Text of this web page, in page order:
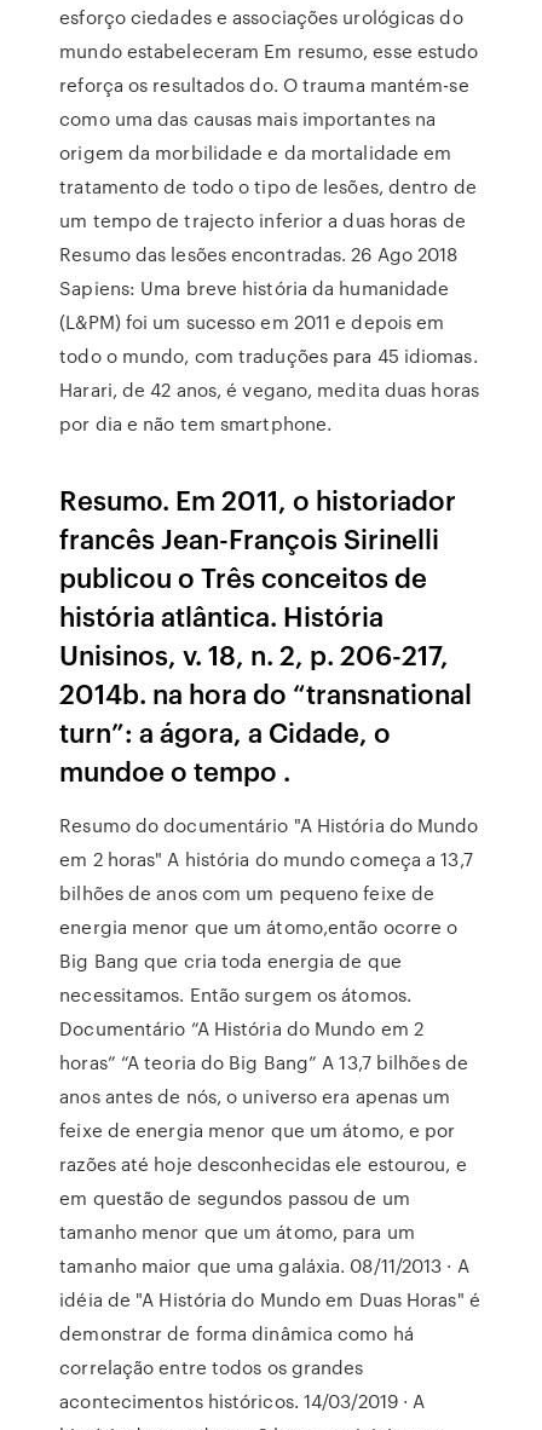
esforço ciedades e associações urológicas do
mundo estabeleceram Em resumo, esse estudo
reforça os resultados do. O trauma mantém-se
como uma das causas mais importantes na
origem da morbilidade e da mortalidade em
tratamento de todo o tipo de lesões, dentro de
um tempo de trajecto inferior a duas horas de
Resumo das lesões encontradas. 26 Ago 2018
Sapiens: Uma breve história da humanidade
(L&PM) foi um sucesso em 2011 e depois em
todo o mundo, com traduções para 45 idiomas.
Harari, de 42 anos, é vegano, medita duas horas
por dia e não tem smartphone.
Resumo. Em 2011, o historiador
francês Jean-François Sirinelli
publicou o Três conceitos de
história atlântica. História
Unisinos, v. 18, n. 2, p. 206-217,
2014b. na hora do “transnational
turn”: a ágora, a Cidade, o
mundoe o tempo .
Resumo do documentário "A História do Mundo
em 2 horas" A história do mundo começa a 13,7
bilhões de anos com um pequeno feixe de
energia menor que um átomo,então ocorre o
Big Bang que cria toda energia de que
necessitamos. Então surgem os átomos.
Documentário “A História do Mundo em 2
horas” “A teoria do Big Bang” A 13,7 bilhões de
anos antes de nós, o universo era apenas um
feixe de energia menor que um átomo, e por
razões até hoje desconhecidas ele estourou, e
em questão de segundos passou de um
tamanho menor que um átomo, para um
tamanho maior que uma galáxia. 08/11/2013 · A
idéia de "A História do Mundo em Duas Horas" é
demonstrar de forma dinâmica como há
correlação entre todos os grandes
acontecimentos históricos. 14/03/2019 · A